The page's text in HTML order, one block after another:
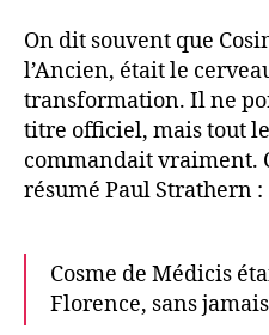
On dit souvent que
l’Ancien, était le
transformation. Il ne
titre officiel, mais tout
commandait vraiment.
résumé Paul Strathern :
Cosme de Médicis
Florence, sans